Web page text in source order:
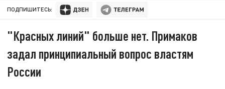
ПОДПИШИТЕСЬ:
"Красных линий" больше нет. Примаков
задал принципиальный вопрос властям
России